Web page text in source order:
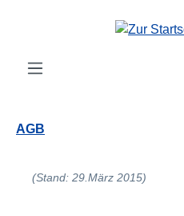
Zum Hauptinhalt springen
AGB
(Stand: 29.März 2015)